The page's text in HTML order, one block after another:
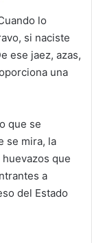
lo
si naciste
ese jaez, azas,
una
que se
se mira, la
que
a
del Estado